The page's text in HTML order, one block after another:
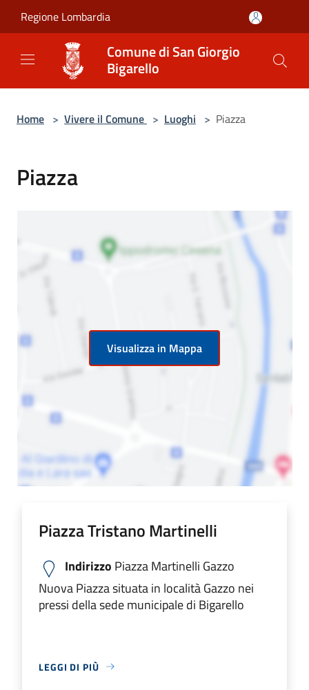
Regione Lombardia
Comune di San Giorgio
Bigarello
Home > Vivere il Comune > Luoghi > Piazza
Piazza
Visualizza in Mappa
Piazza Tristano Martinelli
Indirizzo Piazza Martinelli Gazzo
Nuova Piazza situata in località Gazzo nei
pressi della sede municipale di Bigarello
LEGGI DI PIÙ